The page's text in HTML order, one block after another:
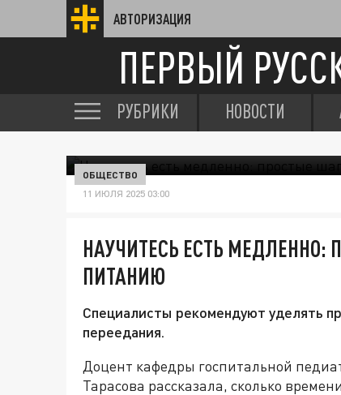
АВТОРИЗАЦИЯ
ПЕРВЫЙ
РУБРИКИ НОВОСТИ
ОБЩЕСТВО
11 ИЮЛЯ 2025 03:00
НАУЧИТЕСЬ ЕСТЬ МЕДЛЕННО:
ПИТАНИЮ
Специалисты рекомендуют уделять
переедания.
Доцент кафедры госпитальной
Тарасова рассказала, сколько